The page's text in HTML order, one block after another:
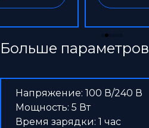
Больше параметров
Напряжение: 100 В/240 В
Мощность: 5 Вт
Время зарядки: 1 час